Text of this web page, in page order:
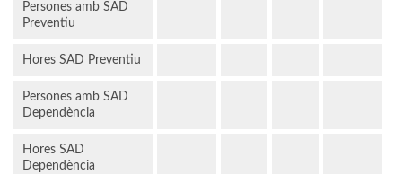
Persones amb SAD
Preventiu
Hores SAD Preventiu
Persones amb SAD
Dependència
Hores SAD
Dependència